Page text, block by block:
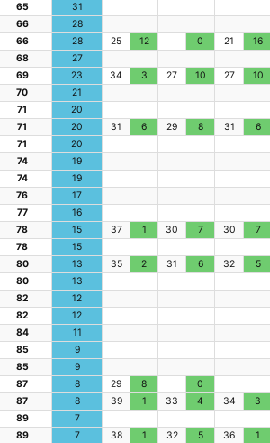
65
31
66 28
66 28 25 12 0 21
16
68 27
69 23 34 3 27 10 27
10
70 21
71 20
71 20 31 6 29 8 31
6
71
20
74 19
74 19
76 17
77 16
78 15 37 1 30 7 30
7
78 15
80 13 35 2 31 6 32
5
80 13
82 12
82 12
84 11
85 9
85 9
87 8 29 8
0
87 8 39 1 33 4 34
3
89 7
89 7 38 1 32 5 36
1